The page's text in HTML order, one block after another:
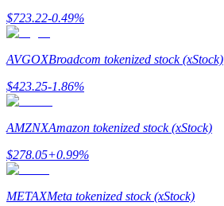
$723.22-0.49%
AVGOXBroadcom tokenized stock (xStock)
$423.25-1.86%
AMZNXAmazon tokenized stock (xStock)
$278.05+0.99%
METAXMeta tokenized stock (xStock)